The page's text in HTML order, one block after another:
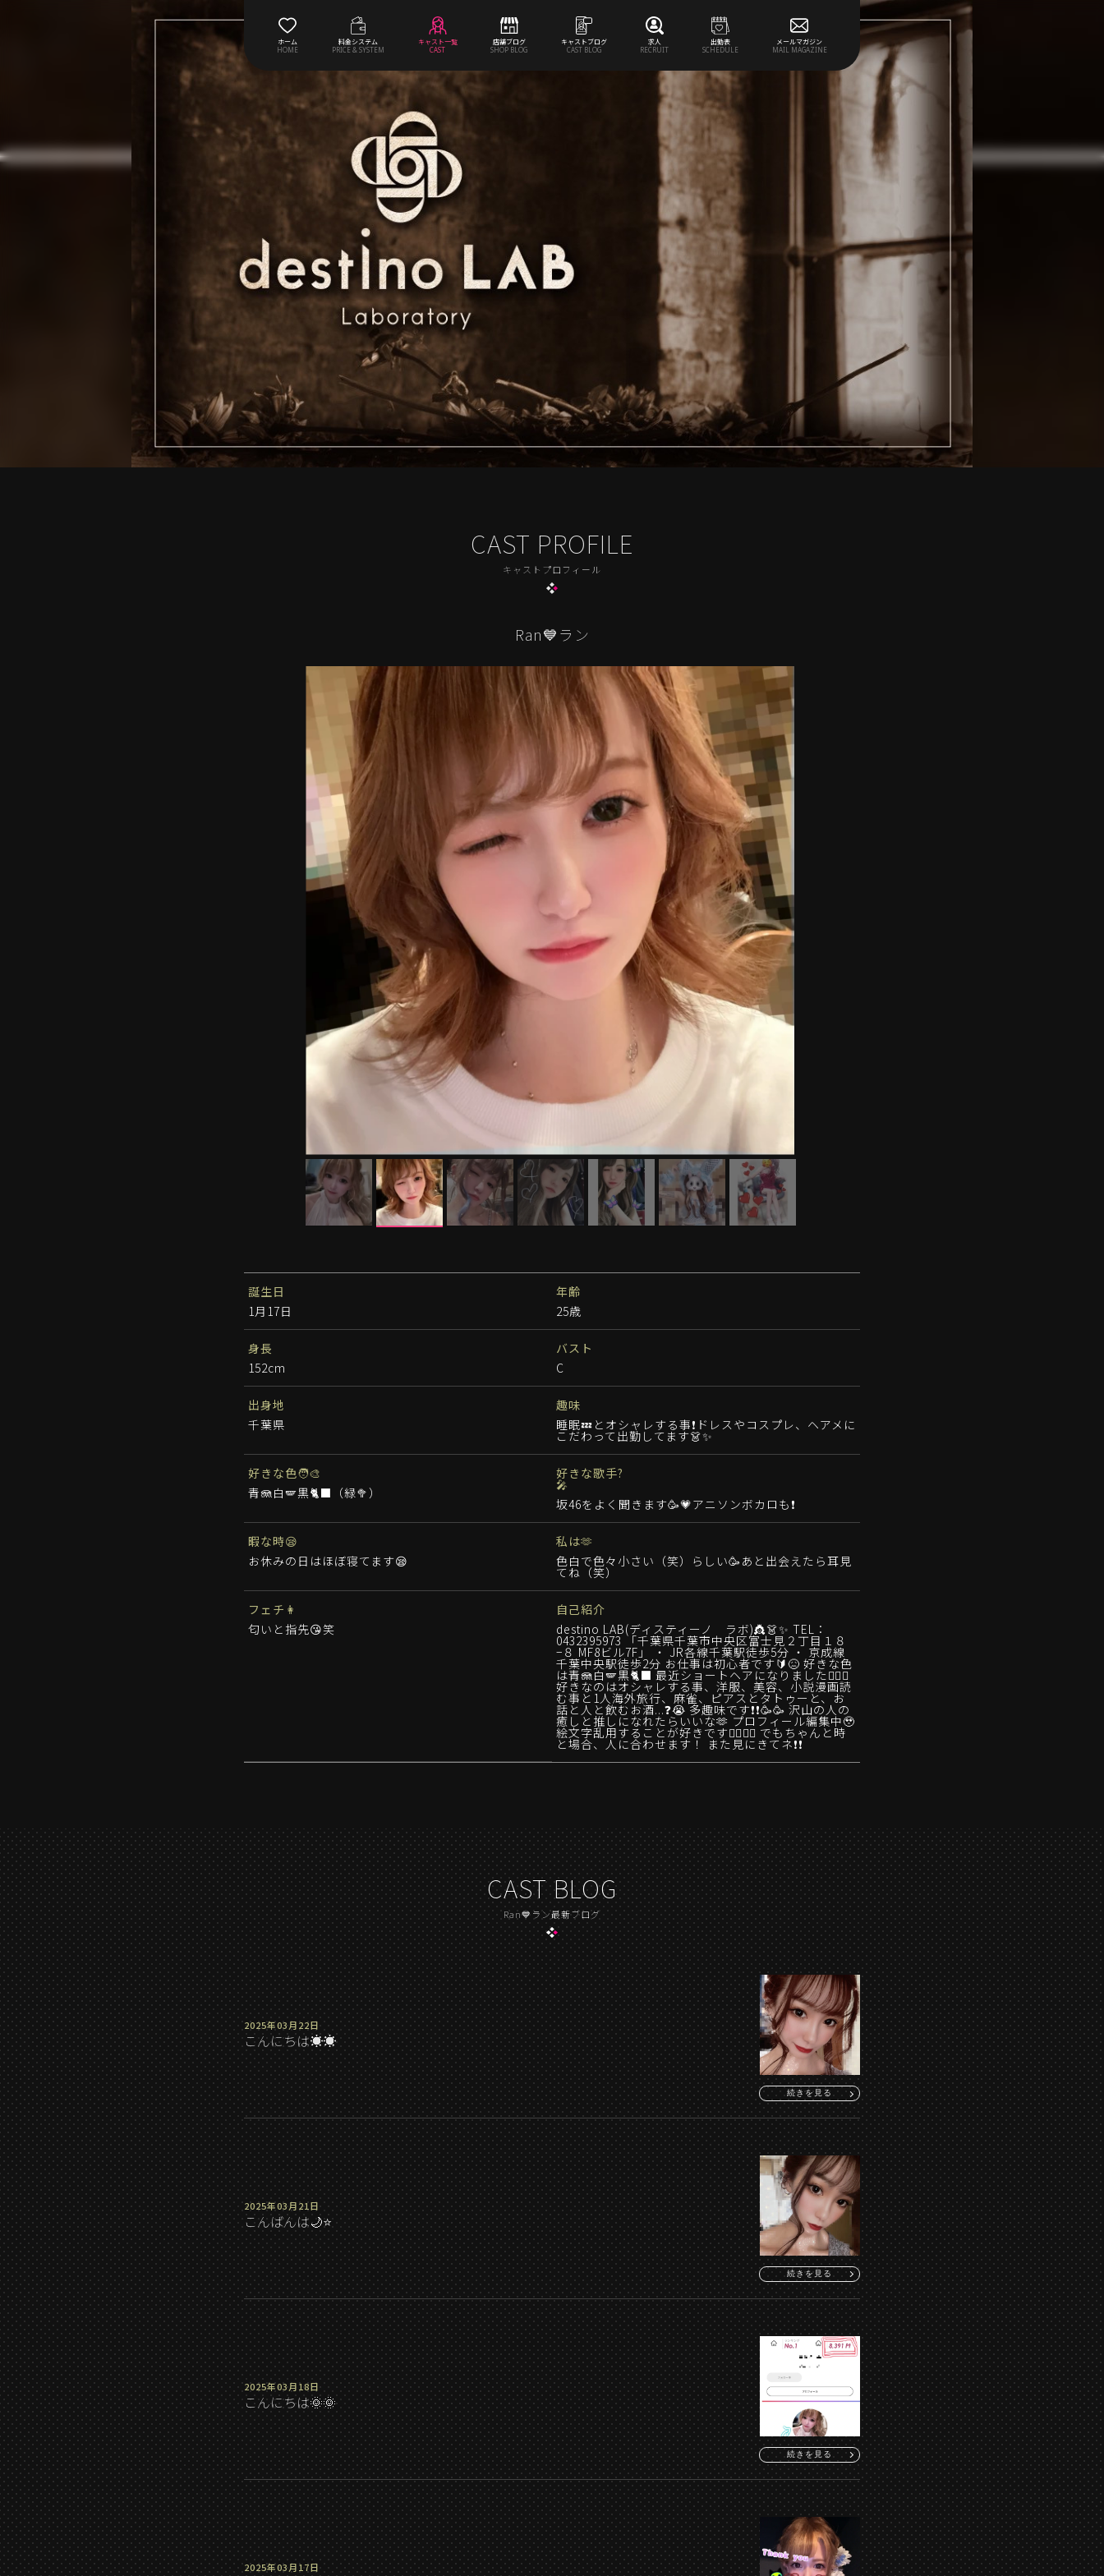
ホーム
HOME
料金システム
PRICE & SYSTEM
キャスト一覧
CAST
店舗ブログ
SHOP BLOG
キャストブログ
CAST BLOG
求人
RECRUIT
出勤表
SCHEDULE
メールマガジン
MAIL MAGAZINE
CAST PROFILE
キャストプロフィール
Ran💙ラン
誕生日
1月17日
年齢
25歳
身長
152cm
バスト
C
出身地
千葉県
趣味
睡眠💤とオシャレする事❗️ドレスやコスプレ、ヘアメに
こだわって出勤してます👗✨
好きな色🧑‍🎨
青🪼白🪽黒🐈‍⬛（緑🥦）
好きな歌手?
🎤
坂46をよく聞きます🥳💗アニソンボカロも❗️
暇な時😪
お休みの日はほぼ寝てます😪
私は🫶
色白で色々小さい（笑）らしい🥳あと出会えたら耳見
てね（笑）
フェチ👩
匂いと指先😘笑
自己紹介
destino LAB(ディスティーノ ラボ)👸👗✨ TEL：
0432395973 「千葉県千葉市中央区富士見２丁目１８
−８ MF8ビル7F」 ・ JR各線千葉駅徒歩5分 ・ 京成線
千葉中央駅徒歩2分 お仕事は初心者です🔰😖 好きな色
は青🪼白🪽黒🐈‍⬛ 最近ショートヘアになりました🙂‍↕️✨
好きなのはオシャレする事、洋服、美容、小説漫画読
む事と1人海外旅行、麻雀、ピアスとタトゥーと、お
話と人と飲むお酒...❓😭 多趣味です❗️❗️🥳🥳 沢山の人の
癒しと推しになれたらいいな🫶 プロフィール編集中🥹
絵文字乱用することが好きです🙇‍♀️🙇‍♀️ でもちゃんと時
と場合、人に合わせます！ また見にきてネ❗️❗️
CAST BLOG
Ran💙ラン最新ブログ
2025年03月22日
こんにちは☀️☀️
続きを見る
2025年03月21日
こんばんは🌙⭐️
続きを見る
2025年03月18日
こんにちは🌞🌞
続きを見る
2025年03月17日